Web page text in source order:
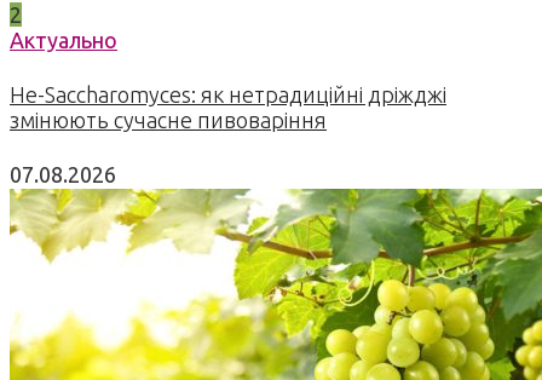
2
Актуально
Не-Saccharomyces: як нетрадиційні дріжджі
змінюють сучасне пивоваріння
07.08.2026